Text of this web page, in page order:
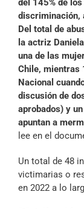
del 145% de
discriminación,
Del total de
la actriz
una de las
Chile, mientras
Nacional
discusión de
aprobados) y
apuntan a
lee en el
Un total de 48
victimarias o
en 2022 a lo